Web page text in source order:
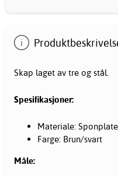
Skap laget av tre og stål.
Spesifikasjoner:
Materiale:
Farge: Brun/svart
Måle: